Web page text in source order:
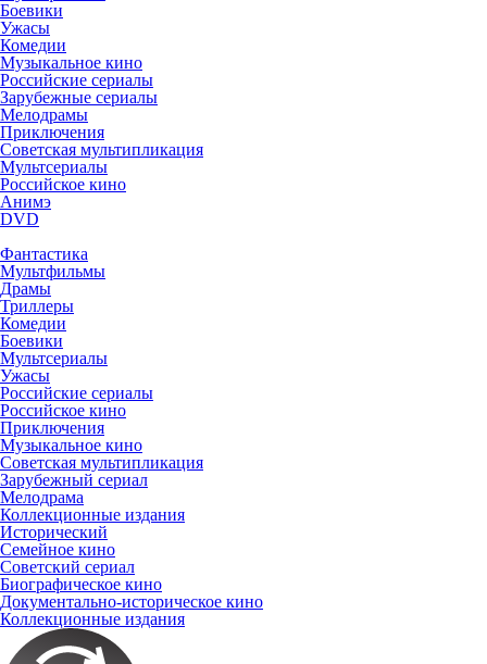
Боевики
Ужасы
Комедии
Музыкальное кино
Российские сериалы
Зарубежные сериалы
Мелодрамы
Приключения
Советская мультипликация
Мультсериалы
Российское кино
Анимэ
DVD
Фантастика
Мультфильмы
Драмы
Триллеры
Комедии
Боевики
Мультсериалы
Ужасы
Российские сериалы
Российское кино
Приключения
Музыкальное кино
Советская мультипликация
Зарубежный сериал
Мелодрама
Коллекционные издания
Исторический
Семейное кино
Советский сериал
Биографическое кино
Документально-историческое кино
Коллекционные издания